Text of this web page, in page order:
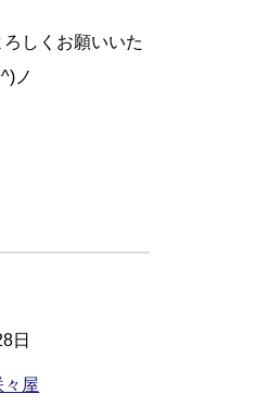
しくお願いいた
ノ
日
々屋